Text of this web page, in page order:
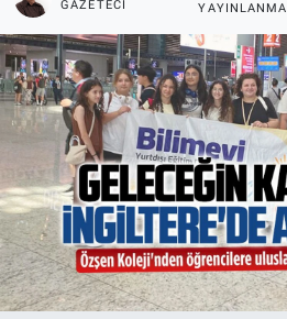
GAZETECI YAYINLANMA